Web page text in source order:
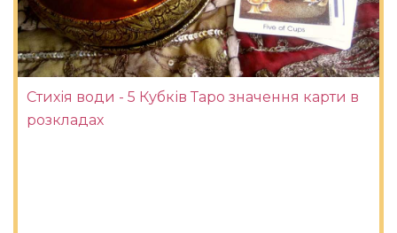
Стихія води - 5 Кубків Таро значення карти в
розкладах